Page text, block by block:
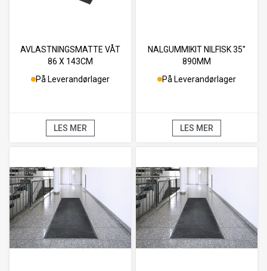
AVLASTNINGSMATTE VÅT
86 X 143CM
På Leverandørlager
LES MER
NALGUMMIKIT NILFISK 35''
890MM
På Leverandørlager
LES MER